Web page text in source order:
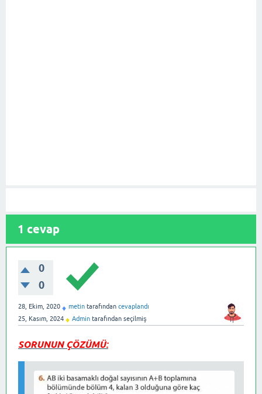
1 cevap
0
0
28, Ekim, 2020 ♦ metin tarafından cevaplandı
25, Kasım, 2024 ♦ Admin tarafından seçilmiş
SORUNUN ÇÖZÜMÜ: